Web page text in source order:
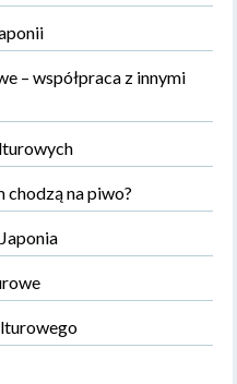
– współpraca z innymi
chodzą na piwo?